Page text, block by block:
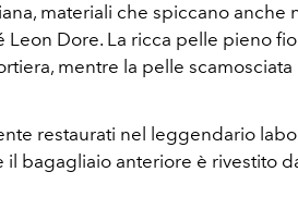
materiali che spiccano anche
Dore. La ricca pelle pieno
mentre la pelle scamosciata
restaurati nel leggendario
il bagagliaio anteriore è rivestito